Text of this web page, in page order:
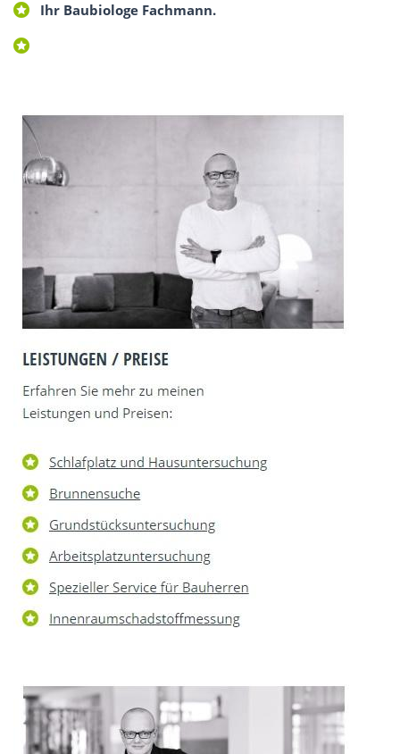
Ihr Baubiologe Fachmann.